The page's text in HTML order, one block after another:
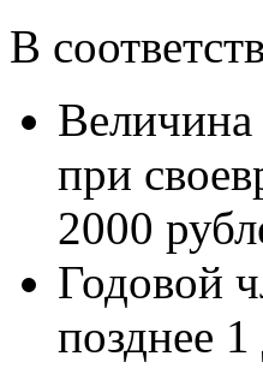
В
Величина
при
2000
Годовой
позднее